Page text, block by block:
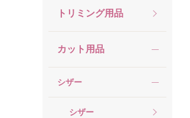
トリミング用品
カット用品
シザー
シザー